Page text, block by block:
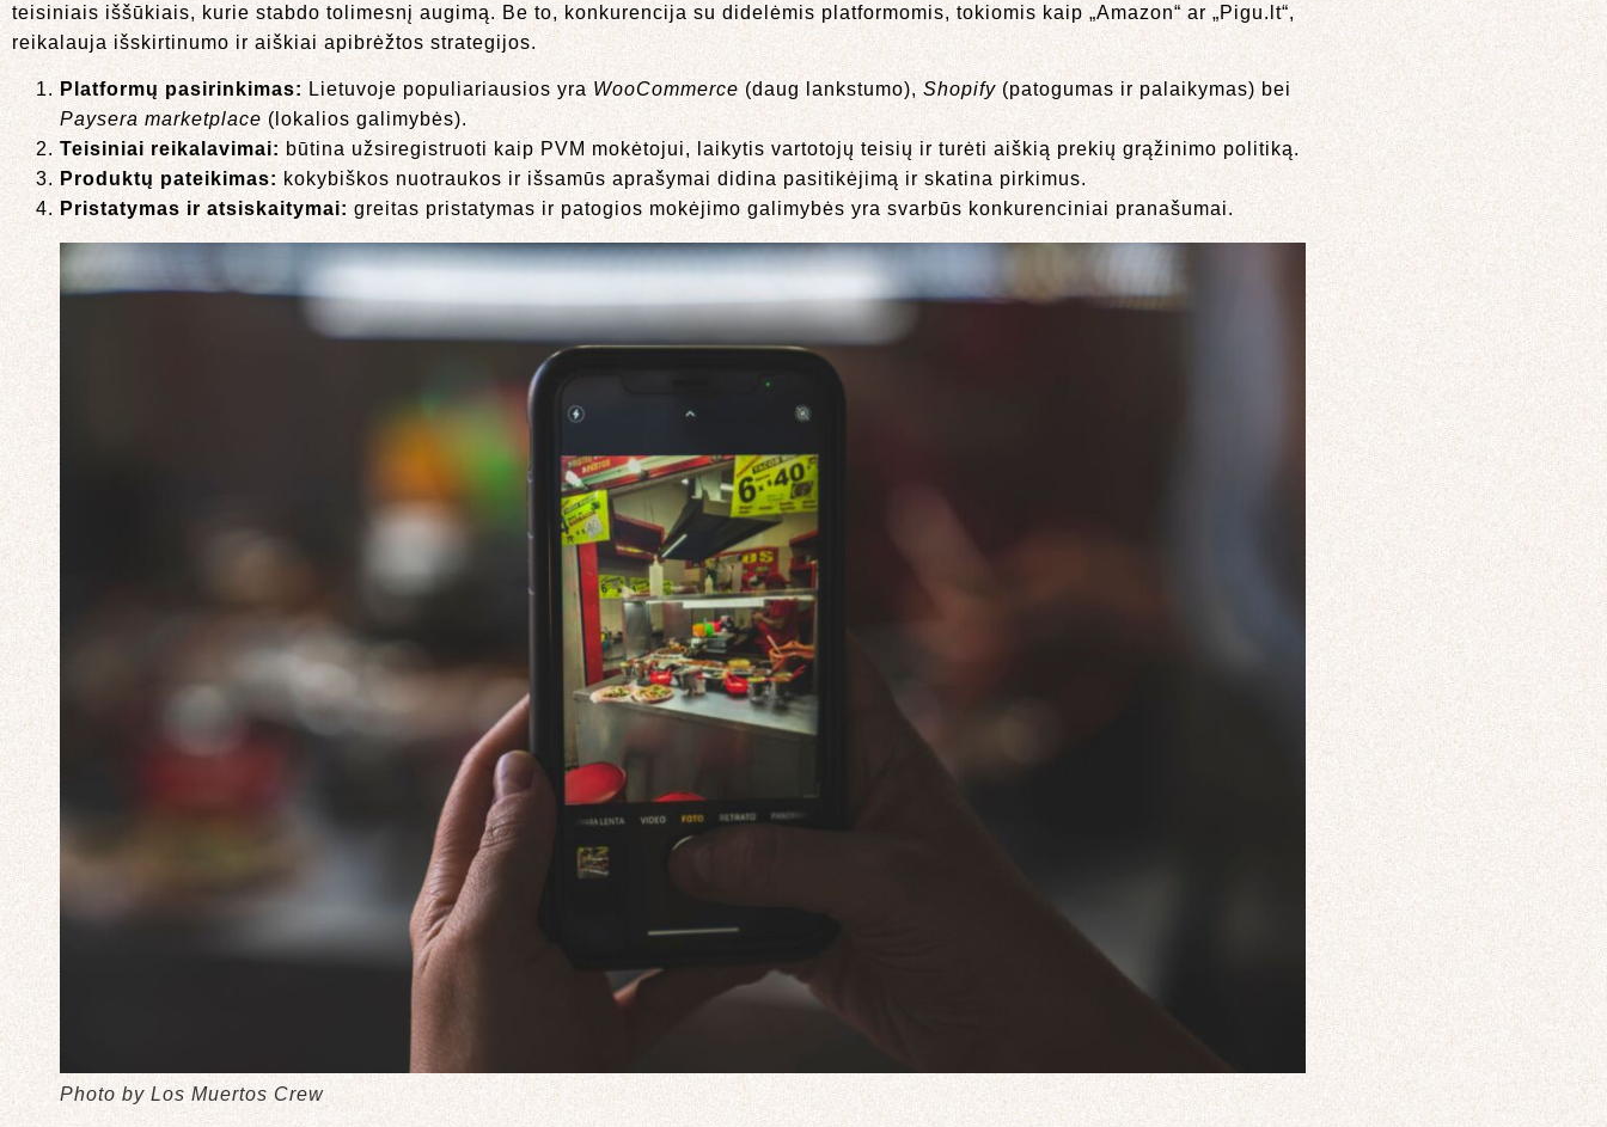
teisiniais iššūkiais, kurie stabdo tolimesnį augimą. Be to, konkurencija su didelėmis platformomis, tokiomis kaip „Amazon“ ar „Pigu.lt“,
reikalauja išskirtinumo ir aiškiai apibrėžtos strategijos.
Platformų pasirinkimas: Lietuvoje populiariausios yra WooCommerce (daug lankstumo), Shopify (patogumas ir palaikymas) bei
Paysera marketplace (lokalios galimybės).
Teisiniai reikalavimai: būtina užsiregistruoti kaip PVM mokėtojui, laikytis vartotojų teisių ir turėti aiškią prekių grąžinimo politiką.
Produktų pateikimas: kokybiškos nuotraukos ir išsamūs aprašymai didina pasitikėjimą ir skatina pirkimus.
Pristatymas ir atsiskaitymai: greitas pristatymas ir patogios mokėjimo galimybės yra svarbūs konkurenciniai pranašumai.
Photo by Los Muertos Crew